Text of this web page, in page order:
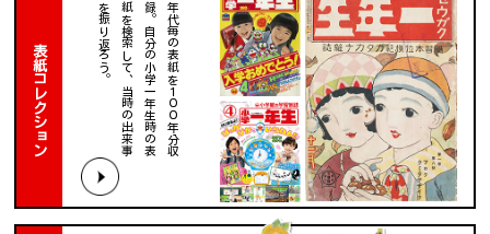
表紙コレクション 年
代
毎
の
表
紙
を
１
０
０
年
分
収
録
。
自
分
の
小
学
一
年
生
時
の
表
紙
を
検
索
し
て
、
当
時
の
出
来
事
を
振
り
返
ろ
う
。